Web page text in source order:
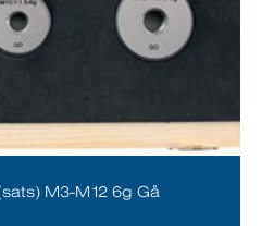
M3-M12 6g Gå